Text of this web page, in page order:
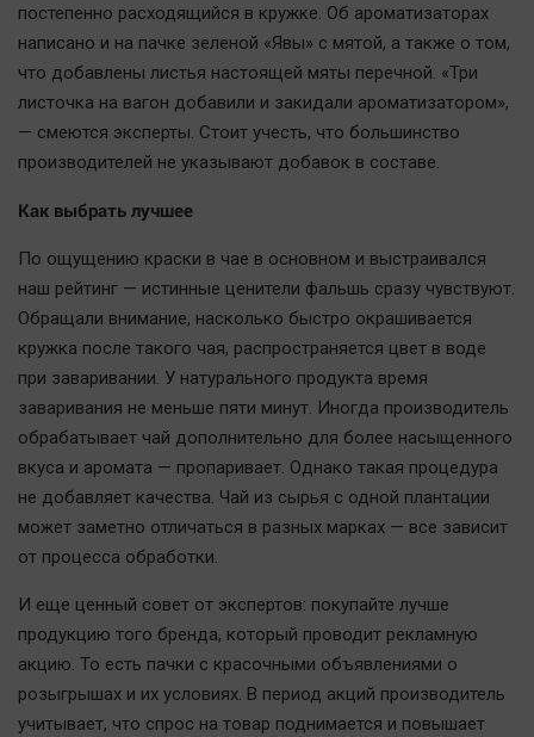
постепенно расходящийся в кружке. Об ароматизаторах
написано и на пачке зеленой «Явы» с мятой, а также о том,
что добавлены листья настоящей мяты перечной. «Три
листочка на вагон добавили и закидали ароматизатором»,
— смеются эксперты. Стоит учесть, что большинство
производителей не указывают добавок в составе.
Как выбрать лучшее
По ощущению краски в чае в основном и выстраивался
наш рейтинг — истинные ценители фальшь сразу чувствуют.
Обращали внимание, насколько быстро окрашивается
кружка после такого чая, распространяется цвет в воде
при заваривании. У натурального продукта время
заваривания не меньше пяти минут. Иногда производитель
обрабатывает чай дополнительно для более насыщенного
вкуса и аромата — пропаривает. Однако такая процедура
не добавляет качества. Чай из сырья с одной плантации
может заметно отличаться в разных марках — все зависит
от процесса обработки.
И еще ценный совет от экспертов: покупайте лучше
продукцию того бренда, который проводит рекламную
акцию. То есть пачки с красочными объявлениями о
розыгрышах и их условиях. В период акций производитель
учитывает, что спрос на товар поднимается и повышает